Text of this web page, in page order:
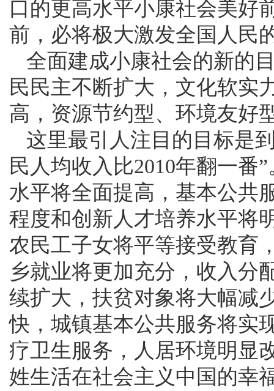
口的更高水平小康社会美好
前，必将极大激发全国人民
全面建成小康社会的新的
民民主不断扩大，文化软实
高，资源节约型、环境友好
这里最引人注目的目标是
民人均收入比2010年翻一番
水平将全面提高，基本公共
程度和创新人才培养水平将
农民工子女将平等接受教育
乡就业将更加充分，收入分
续扩大，扶贫对象将大幅减
快，城镇基本公共服务将实
疗卫生服务，人居环境明显
姓生活在社会主义中国的幸